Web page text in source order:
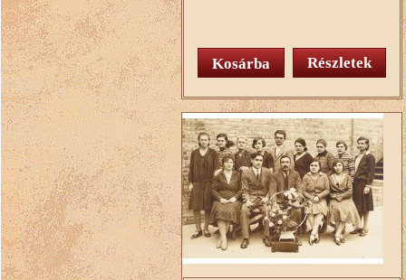
Részletek